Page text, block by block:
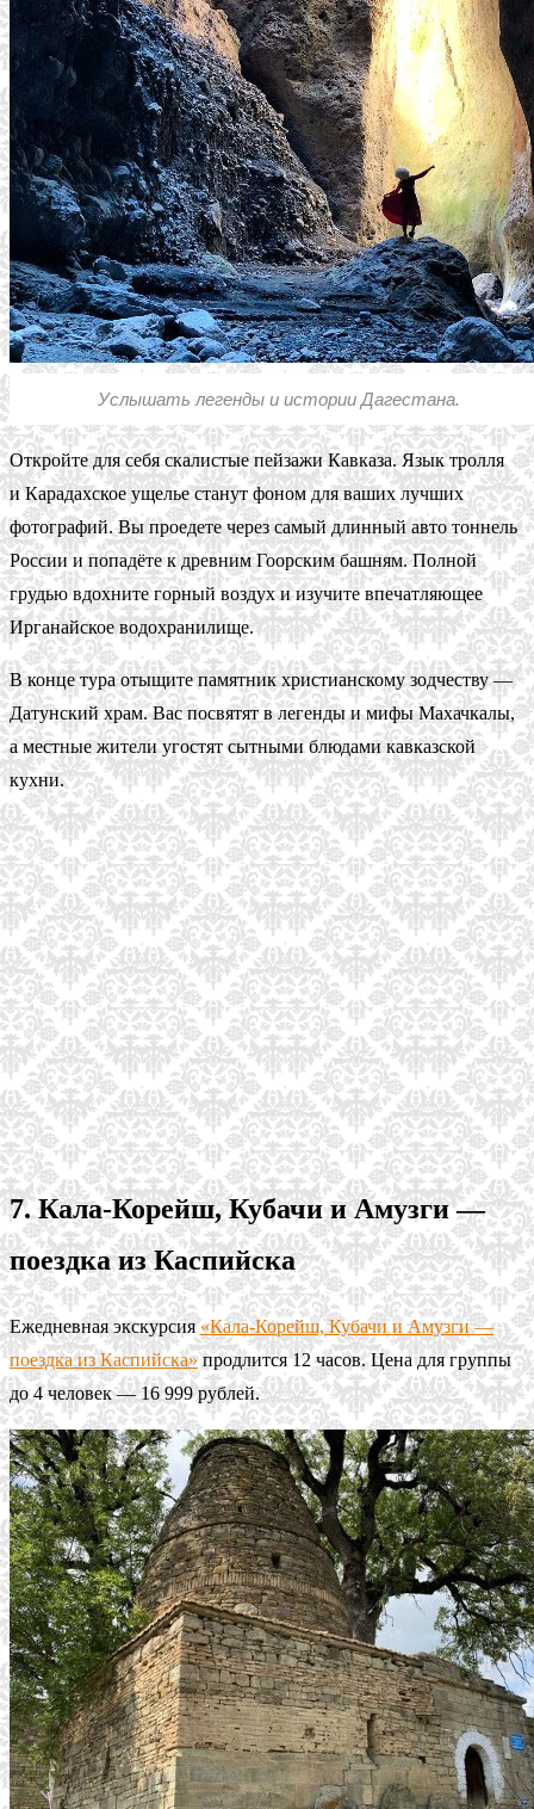
Услышать легенды и истории Дагестана.
Откройте для себя скалистые пейзажи Кавказа. Язык тролля
и Карадахское ущелье станут фоном для ваших лучших
фотографий. Вы проедете через самый длинный авто тоннель
России и попадёте к древним Гоорским башням. Полной
грудью вдохните горный воздух и изучите впечатляющее
Ирганайское водохранилище.
В конце тура отыщите памятник христианскому зодчеству —
Датунский храм. Вас посвятят в легенды и мифы Махачкалы,
а местные жители угостят сытными блюдами кавказской
кухни.
7. Кала-Корейш, Кубачи и Амузги —
поездка из Каспийска
Ежедневная экскурсия«Кала-Корейш, Кубачи и Амузги —
поездка из Каспийска»продлится 12 часов. Цена для группы
до 4 человек — 16 999 рублей.